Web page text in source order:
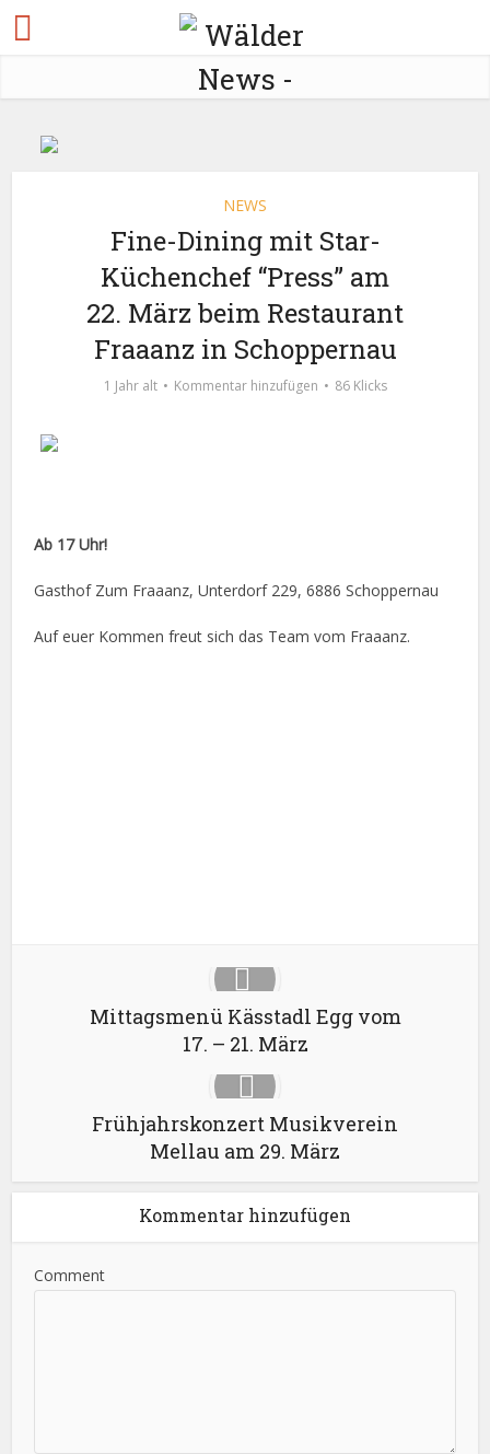
NEWS
Fine-Dining mit Star-
Küchenchef “Press” am
22. März beim Restaurant
Fraaanz in Schoppernau
1 Jahr alt Kommentar hinzufügen 86 Klicks
Ab 17 Uhr!
Gasthof Zum Fraaanz, Unterdorf 229, 6886 Schoppernau
Auf euer Kommen freut sich das Team vom Fraaanz.
Mittagsmenü Kässtadl Egg vom
17. – 21. März
Frühjahrskonzert Musikverein
Mellau am 29. März
Kommentar hinzufügen
Comment